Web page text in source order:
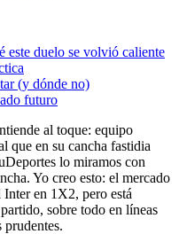
este duelo se volvió caliente
(y dónde no)
futuro
al toque: equipo
que en su cancha fastidia
lo miramos con
Yo creo esto: el mercado
en 1X2, pero está
sobre todo en líneas
prudentes.